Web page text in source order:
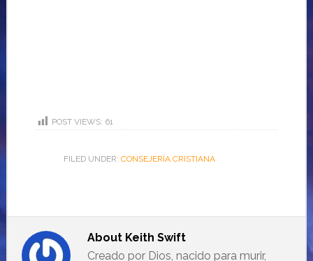
POST VIEWS: 61
FILED UNDER: CONSEJERÍA CRISTIANA
About Keith Swift
Creado por Dios, nacido para murir,